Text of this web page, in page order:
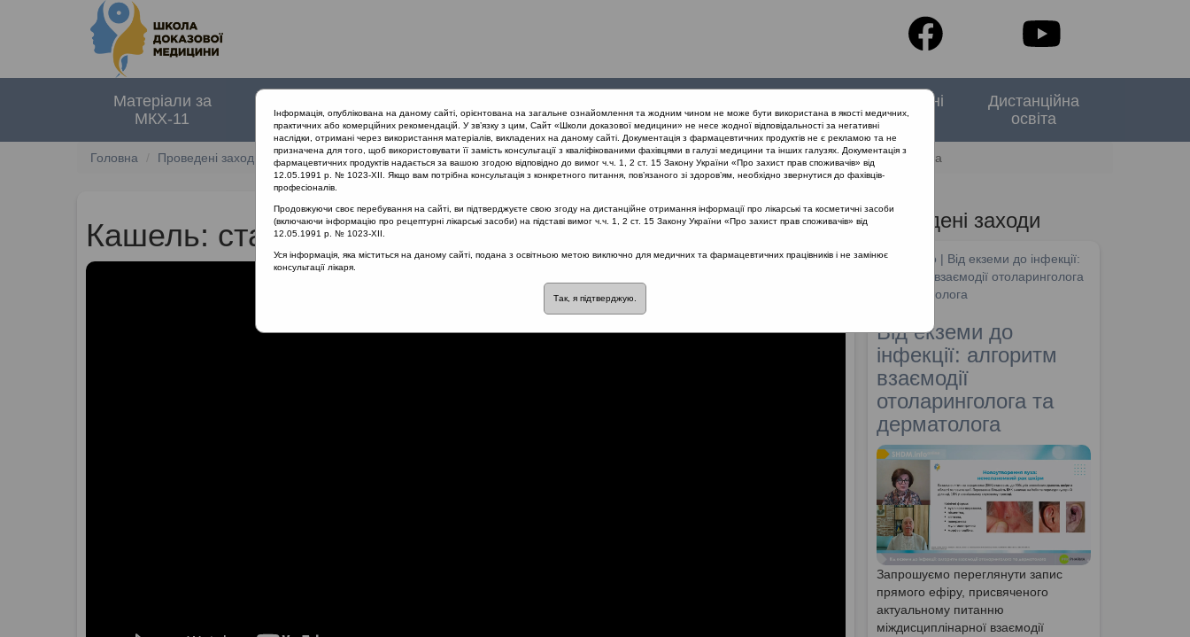
Матеріали за
МКХ-11
документи
заходи
проекту
Спеціальні
випуски
Дистанційна
освіта
Головна Проведені заходи Раціональне лікування vs. раціональна АБ терапія (Вінниця, 20.04.2019) Кашель: статистика та клінічна оцінка
Кашель: статистика та клінічна оцінка Проведені заходи
SHDM.info | Від екземи до інфекції:
алгоритм взаємодії отоларинголога
та дерматолога
Від екземи до
інфекції: алгоритм
взаємодії
отоларинголога та
дерматолога
Запрошуємо переглянути запис
прямого ефіру, присвяченого
актуальному питанню
міждисциплінарної взаємодії
Інформація, опублікована на даному сайті, орієнтована на загальне ознайомлення та жодним чином не може бути використана в якості медичних,
практичних або комерційних рекомендацій. У зв’язку з цим, Сайт «Школи доказової медицини» не несе жодної відповідальності за негативні
наслідки, отримані через використання матеріалів, викладених на даному сайті. Документація з фармацевтичних продуктів не є рекламою та не
призначена для того, щоб використовувати її замість консультації з кваліфікованими фахівцями в галузі медицини та інших галузях. Документація з
фармацевтичних продуктів надається за вашою згодою відповідно до вимог ч.ч. 1, 2 ст. 15 Закону України «Про захист прав споживачів» від
12.05.1991 р. № 1023-XII. Якщо вам потрібна консультація з конкретного питання, пов’язаного зі здоров’ям, необхідно звернутися до фахівців-
професіоналів.
Продовжуючи своє перебування на сайті, ви підтверджуєте свою згоду на дистанційне отримання інформації про лікарські та косметичні засоби
(включаючи інформацію про рецептурні лікарські засоби) на підставі вимог ч.ч. 1, 2 ст. 15 Закону України «Про захист прав споживачів» від
12.05.1991 р. № 1023-XII.
Уся інформація, яка міститься на даному сайті, подана з освітньою метою виключно для медичних та фармацевтичних працівників і не замінює
консультації лікаря.
Так, я підтверджую.